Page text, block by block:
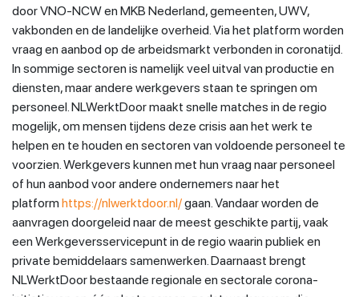
door VNO-NCW en MKB Nederland, gemeenten, UWV,
vakbonden en de landelijke overheid. Via het platform worden
vraag en aanbod op de arbeidsmarkt verbonden in coronatijd.
In sommige sectoren is namelijk veel uitval van productie en
diensten, maar andere werkgevers staan te springen om
personeel. NLWerktDoor maakt snelle matches in de regio
mogelijk, om mensen tijdens deze crisis aan het werk te
helpen en te houden en sectoren van voldoende personeel te
voorzien. Werkgevers kunnen met hun vraag naar personeel
of hun aanbod voor andere ondernemers naar het
platform https://nlwerktdoor.nl/gaan. Vandaar worden de
aanvragen doorgeleid naar de meest geschikte partij, vaak
een Werkgeversservicepunt in de regio waarin publiek en
private bemiddelaars samenwerken. Daarnaast brengt
NLWerktDoor bestaande regionale en sectorale corona-